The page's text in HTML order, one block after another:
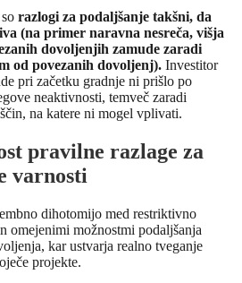
razlogi za podaljšanje takšni, da
(na primer naravna nesreča, višja
dovoljenjih zamude zaradi
od povezanih dovoljenj). Investitor
pri začetku gradnje ni prišlo po
neaktivnosti, temveč zaradi
na katere ni mogel vplivati.
pravilne razlage za
varnosti
dihotomijo med restriktivno
omejenimi možnostmi podaljšanja
kar ustvarja realno tveganje
projekte.